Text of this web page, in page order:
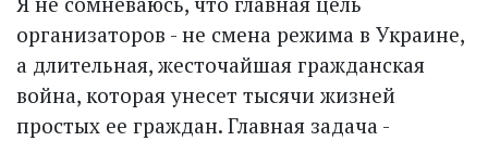
организаторов - не смена режима в Украине,
а длительная, жесточайшая гражданская
война, которая унесет тысячи жизней
простых ее граждан. Главная задача -